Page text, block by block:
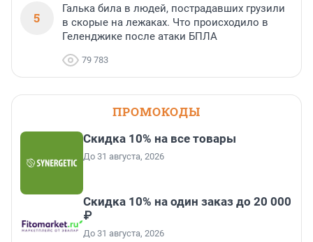
5
Галька била в людей, пострадавших грузили
в скорые на лежаках. Что происходило в
Геленджике после атаки БПЛА
79 783
ПРОМОКОДЫ
Скидка 10% на все товары
До 31 августа, 2026
Скидка 10% на один заказ до 20 000
₽
До 31 августа, 2026